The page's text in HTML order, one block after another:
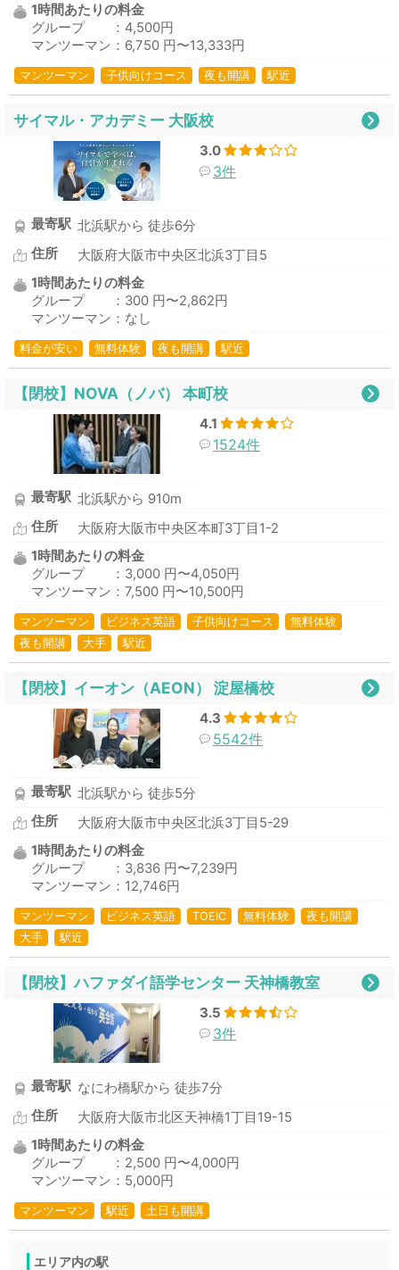
1時間あたりの料金
グループ ：4,500円
マンツーマン：6,750 円〜13,333円
マンツーマン 子供向けコース 夜も開講 駅近
サイマル・アカデミー 大阪校
3.0
3件
最寄駅 北浜駅から 徒歩6分
住所
大阪府大阪市中央区北浜3丁目5
1時間あたりの料金
グループ ：300 円〜2,862円
マンツーマン：なし
料金が安い 無料体験 夜も開講 駅近
【閉校】NOVA（ノバ） 本町校
4.1
1524件
最寄駅 北浜駅から 910m
住所
大阪府大阪市中央区本町3丁目1-2
1時間あたりの料金
グループ ：3,000 円〜4,050円
マンツーマン：7,500 円〜10,500円
マンツーマン ビジネス英語 子供向けコース
無料体験
夜も開講
大手 駅近
【閉校】イーオン（AEON） 淀屋橋校
4.3
5542件
最寄駅 北浜駅から 徒歩5分
住所
大阪府大阪市中央区北浜3丁目5-29
1時間あたりの料金
グループ ：3,836 円〜7,239円
マンツーマン：12,746円
マンツーマン ビジネス英語 TOEIC 無料体験
夜も開講
大手
駅近
【閉校】ハファダイ語学センター 天神橋教室
3.5
3件
最寄駅 なにわ橋駅から 徒歩7分
住所
大阪府大阪市北区天神橋1丁目19-15
1時間あたりの料金
グループ ：2,500 円〜4,000円
マンツーマン：5,000円
マンツーマン 駅近 土日も開講
エリア内の駅